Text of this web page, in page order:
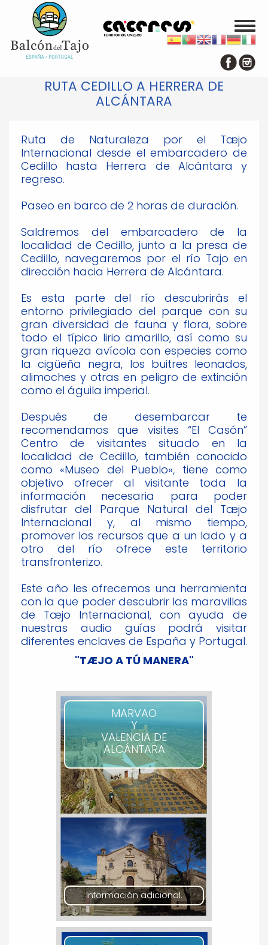
Pasar
RUTA CEDILLO A HERRERA DE
ALCÁNTARA
Ruta de Naturaleza por el Tæjo
Internacional desde el embarcadero de
Cedillo hasta Herrera de Alcántara y
regreso.
Paseo en barco de 2 horas de duración.
Saldremos del embarcadero de la
localidad de Cedillo, junto a la presa de
Cedillo, navegaremos por el río Tajo en
dirección hacia Herrera de Alcántara.
Es esta parte del río descubrirás el
entorno privilegiado del parque con su
gran diversidad de fauna y flora, sobre
todo el típico lirio amarillo, así como su
gran riqueza avícola con especies como
la cigüeña negra, los buitres leonados,
alimoches y otras en peligro de extinción
como el águila imperial.
Después de desembarcar te
recomendamos que visites “El Casón”
Centro de visitantes situado en la
localidad de Cedillo, también conocido
como «Museo del Pueblo», tiene como
objetivo ofrecer al visitante toda la
información necesaria para poder
disfrutar del Parque Natural del Tæjo
Internacional y, al mismo tiempo,
promover los recursos que a un lado y a
otro del río ofrece este territorio
transfronterizo.
Este año les ofrecemos una herramienta
con la que poder descubrir las maravillas
de Tæjo Internacional, con ayuda de
nuestras audio guías podrá visitar
diferentes enclaves de España y Portugal.
"TÆJO A TÚ MANERA"
MARVAO
Y
VALENCIA DE
ALCÁNTARA
Información adicional.